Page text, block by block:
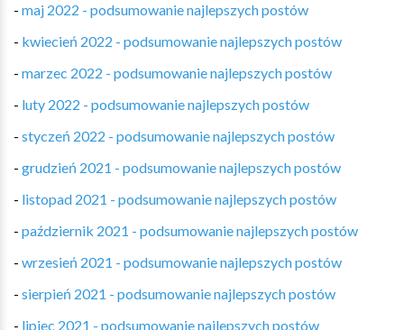
- maj 2022 - podsumowanie najlepszych postów
- kwiecień 2022 - podsumowanie najlepszych postów
- marzec 2022 - podsumowanie najlepszych postów
- luty 2022 - podsumowanie najlepszych postów
- styczeń 2022 - podsumowanie najlepszych postów
- grudzień 2021 - podsumowanie najlepszych postów
- listopad 2021 - podsumowanie najlepszych postów
- październik 2021 - podsumowanie najlepszych postów
- wrzesień 2021 - podsumowanie najlepszych postów
- sierpień 2021 - podsumowanie najlepszych postów
- lipiec 2021 - podsumowanie najlepszych postów